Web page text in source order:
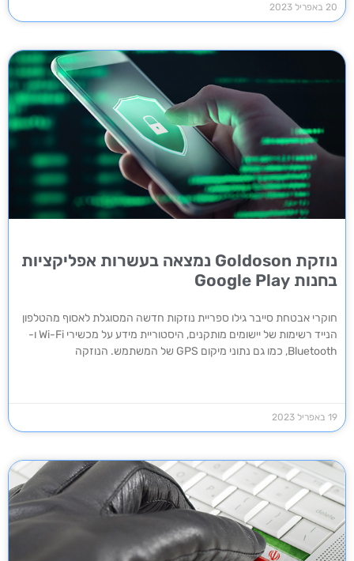
20 באפריל 2023
נוזקת Goldoson נמצאה בעשרות אפליקציות
בחנות Google Play
חוקרי אבטחת סייבר גילו ספריית נוזקות חדשה המסוגלת לאסוף מהטלפון
הנייד רשימות של יישומים מותקנים, היסטוריית מידע על מכשירי Wi-Fi ו-
Bluetooth, כמו גם נתוני מיקום GPS של המשתמש. הנוזקה
19 באפריל 2023